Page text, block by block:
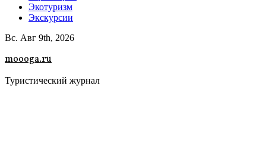
Экотуризм
Экскурсии
Вс. Авг 9th, 2026
moooga.ru
Туристический журнал